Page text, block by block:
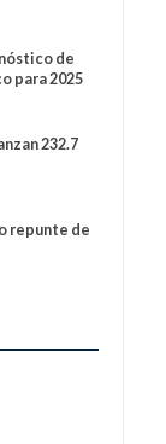
de
para 2025
232.7
repunte de